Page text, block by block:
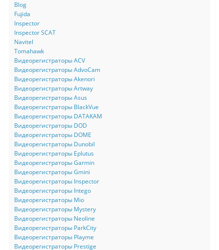
Blog
Fujida
Inspector
Inspector SCAT
Navitel
Tomahawk
Видеорегистраторы ACV
Видеорегистраторы AdvoCam
Видеорегистраторы Akenori
Видеорегистраторы Artway
Видеорегистраторы Asus
Видеорегистраторы BlackVue
Видеорегистраторы DATAKAM
Видеорегистраторы DOD
Видеорегистраторы DOME
Видеорегистраторы Dunobil
Видеорегистраторы Eplutus
Видеорегистраторы Garmin
Видеорегистраторы Gmini
Видеорегистраторы Inspector
Видеорегистраторы Intego
Видеорегистраторы Mio
Видеорегистраторы Mystery
Видеорегистраторы Neoline
Видеорегистраторы ParkCity
Видеорегистраторы Playme
Видеорегистраторы Prestige